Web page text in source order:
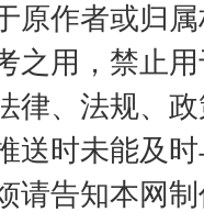
原作者或归
之用，禁止
律、法规、
送时未能及
请告知本网
题” 法